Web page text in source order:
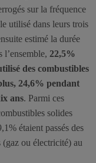
sur la fréquence
utilisé dans leurs trois
estimé la durée
l’ensemble, 22,5%
des combustibles
24,6% pendant
ans. Parmi ces
solides
étaient passés des
ou électricité) au